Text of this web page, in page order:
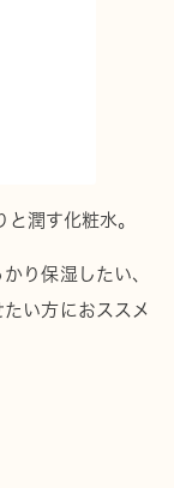
潤す化粧水。
り保湿したい、
い方におススメ